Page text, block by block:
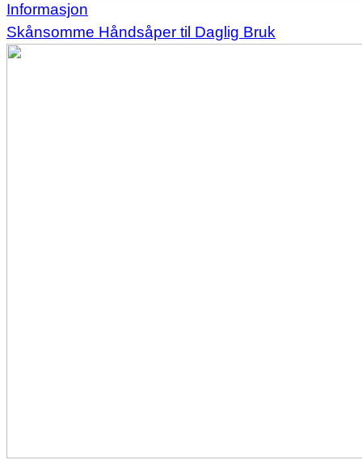
Informasjon
Skånsomme Håndsåper til Daglig Bruk